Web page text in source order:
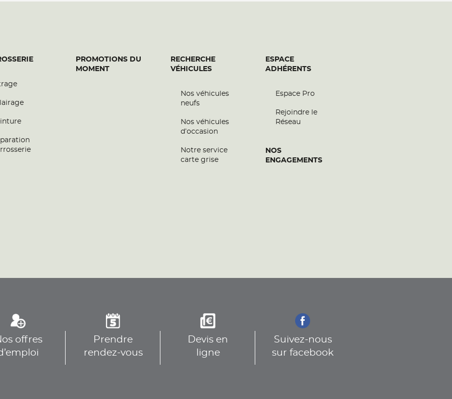
PROMOTIONS DU
MOMENT
RECHERCHE
VÉHICULES
Nos véhicules
neufs
Nos véhicules
d’occasion
Notre service
carte grise
ESPACE
ADHÉRENTS
Espace Pro
Rejoindre le
Réseau
NOS
ENGAGEMENTS
offres
Prendre
rendez-vous
Devis en
ligne
Suivez-nous
sur facebook